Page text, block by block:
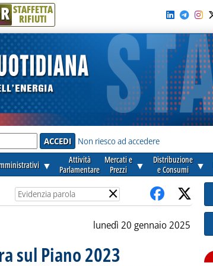
R STAFFETTA
RIFIUTI
Non riesco ad accedere
▼
Attività
Parlamentare
Mercati e
Prezzi
▼
Distribuzione
e Consumi
▼
×
lunedì 20 gennaio 2025
sul Piano 2023